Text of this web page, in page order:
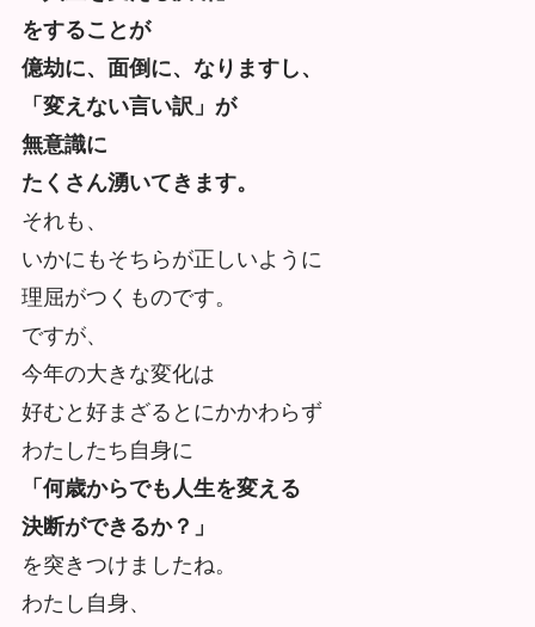
をすることが
億劫に、面倒に、なりますし、
「変えない言い訳」が
無意識に
たくさん湧いてきます。
それも、
いかにもそちらが正しいように
理屈がつくものです。
ですが、
今年の大きな変化は
好むと好まざるとにかかわらず
わたしたち自身に
「何歳からでも人生を変える
決断ができるか？」
を突きつけましたね。
わたし自身、